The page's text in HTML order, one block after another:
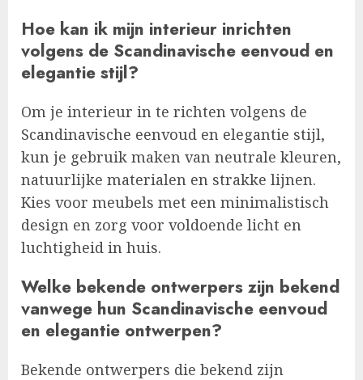
Hoe kan ik mijn interieur inrichten
volgens de Scandinavische eenvoud en
elegantie stijl?
Om je interieur in te richten volgens de
Scandinavische eenvoud en elegantie stijl,
kun je gebruik maken van neutrale kleuren,
natuurlijke materialen en strakke lijnen.
Kies voor meubels met een minimalistisch
design en zorg voor voldoende licht en
luchtigheid in huis.
Welke bekende ontwerpers zijn bekend
vanwege hun Scandinavische eenvoud
en elegantie ontwerpen?
Bekende ontwerpers die bekend zijn